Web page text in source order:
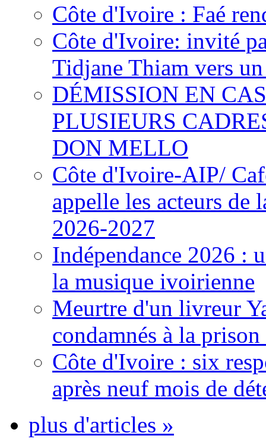
Côte d'Ivoire : Faé
Côte d'Ivoire: invité
Tidjane Thiam vers
DÉMISSION EN
PLUSIEURS
DON MELLO
Côte d'Ivoire-AIP/
appelle les acteurs de
2026-2027
Indépendance 2026 :
la musique ivoirienne
Meurtre d'un livreur
condamnés à la
Côte d'Ivoire : six
après neuf mois de
plus d'articles »